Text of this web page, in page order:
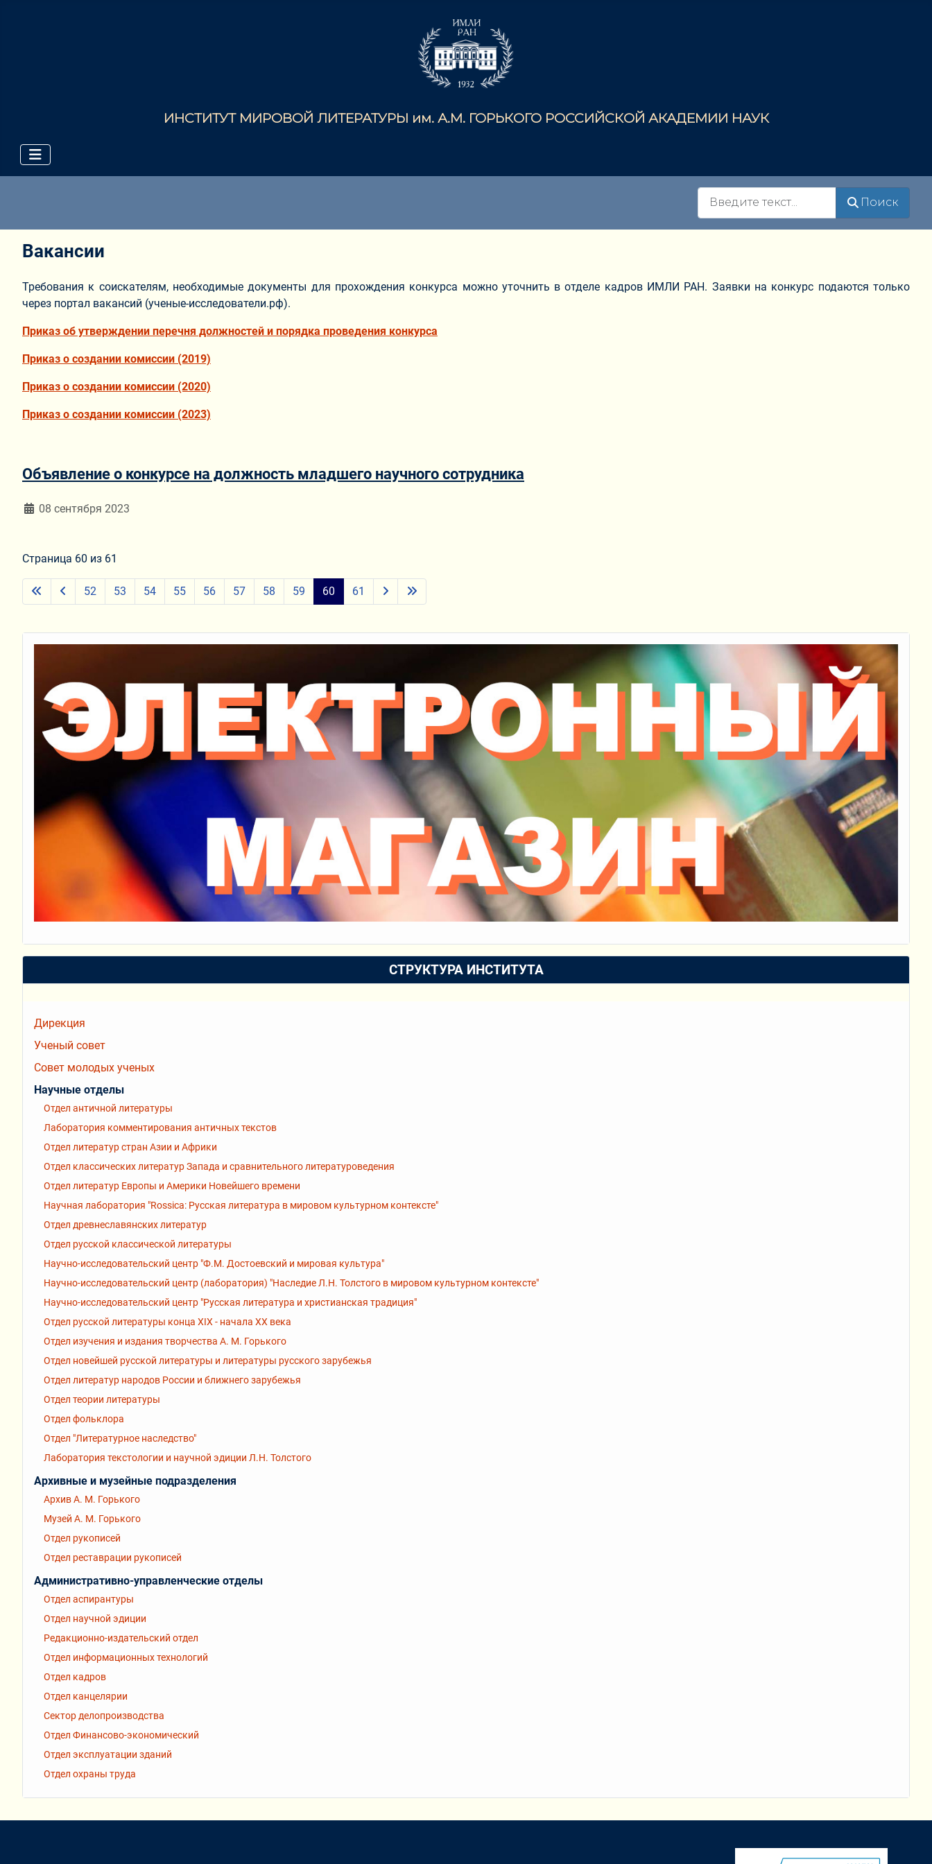
ИНСТИТУТ МИРОВОЙ ЛИТЕРАТУРЫ им. А.М. ГОРЬКОГО РОССИЙСКОЙ АКАДЕМИИ НАУК
Поиск
Вакансии
Требования к соискателям, необходимые документы для прохождения конкурса можно уточнить в отделе кадров ИМЛИ РАН. Заявки на конкурс подаются только
через портал вакансий (ученые-исследователи.рф).
Приказ об утверждении перечня должностей и порядка проведения конкурса
Приказ о создании комиссии (2019)
Приказ о создании комиссии (2020)
Приказ о создании комиссии (2023)
Объявление о конкурсе на должность младшего научного сотрудника
Информация о материале
08 сентября 2023
Страница 60 из 61
52 53 54 55 56 57 58 59 60 61
СТРУКТУРА ИНСТИТУТА
Дирекция
Ученый совет
Совет молодых ученых
Научные отделы
Отдел античной литературы
Лаборатория комментирования античных текстов
Отдел литератур стран Азии и Африки
Отдел классических литератур Запада и сравнительного литературоведения
Отдел литератур Европы и Америки Новейшего времени
Научная лаборатория "Rossiсa: Русская литература в мировом культурном контексте"
Отдел древнеславянских литератур
Отдел русской классической литературы
Научно-исследовательский центр "Ф.М. Достоевский и мировая культура"
Научно-исследовательский центр (лаборатория) "Наследие Л.Н. Толстого в мировом культурном контексте"
Научно-исследовательский центр "Русская литература и христианская традиция"
Отдел русской литературы конца XIX - начала XX века
Отдел изучения и издания творчества А. М. Горького
Отдел новейшей русской литературы и литературы русского зарубежья
Отдел литератур народов России и ближнего зарубежья
Отдел теории литературы
Отдел фольклора
Отдел "Литературное наследство"
Лаборатория текстологии и научной эдиции Л.Н. Толстого
Архивные и музейные подразделения
Архив А. М. Горького
Музей А. М. Горького
Отдел рукописей
Отдел реставрации рукописей
Административно-управленческие отделы
Отдел аспирантуры
Отдел научной эдиции
Редакционно-издательский отдел
Отдел информационных технологий
Отдел кадров
Отдел канцелярии
Сектор делопроизводства
Отдел Финансово-экономический
Отдел эксплуатации зданий
Отдел охраны труда